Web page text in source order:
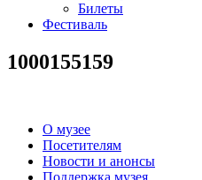
Билеты
Фестиваль
1000155159
О музее
Посетителям
Новости и анонсы
Поддержка музея